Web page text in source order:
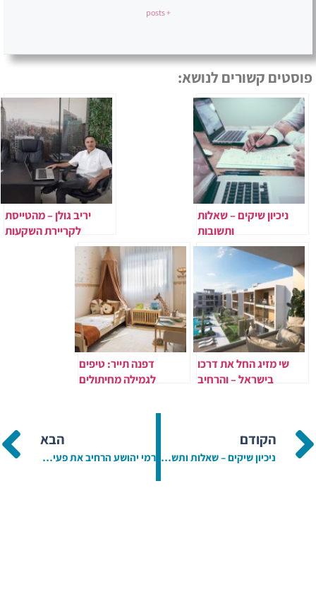
+ posts
פוסטים קשורים לנושא:
ניכיון שיקים – שאלות
ותשובות
יריב גולן – מהטייסת
לקריירת השקעות
שי מזיג החל את דרכו
בישראל – והרחיב
דפנה תייר: טיפים
לגמילה מחיתולים
הקודם
ניכיון שיקים – שאלות ותשובות
הבא
רמי יהושע הרחיב את פעילותו בתחום הנדל"ן